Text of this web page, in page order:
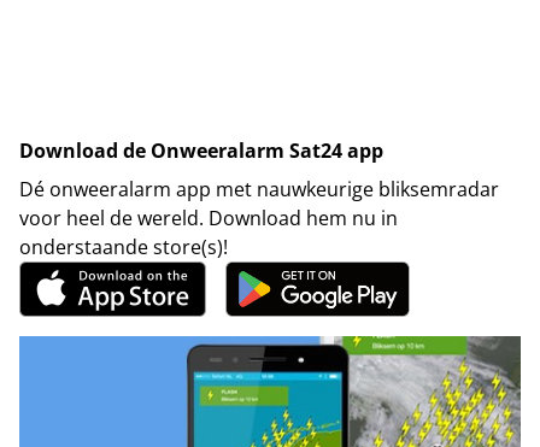
Download de Onweeralarm Sat24 app
Dé onweeralarm app met nauwkeurige bliksemradar
voor heel de wereld. Download hem nu in
onderstaande store(s)!